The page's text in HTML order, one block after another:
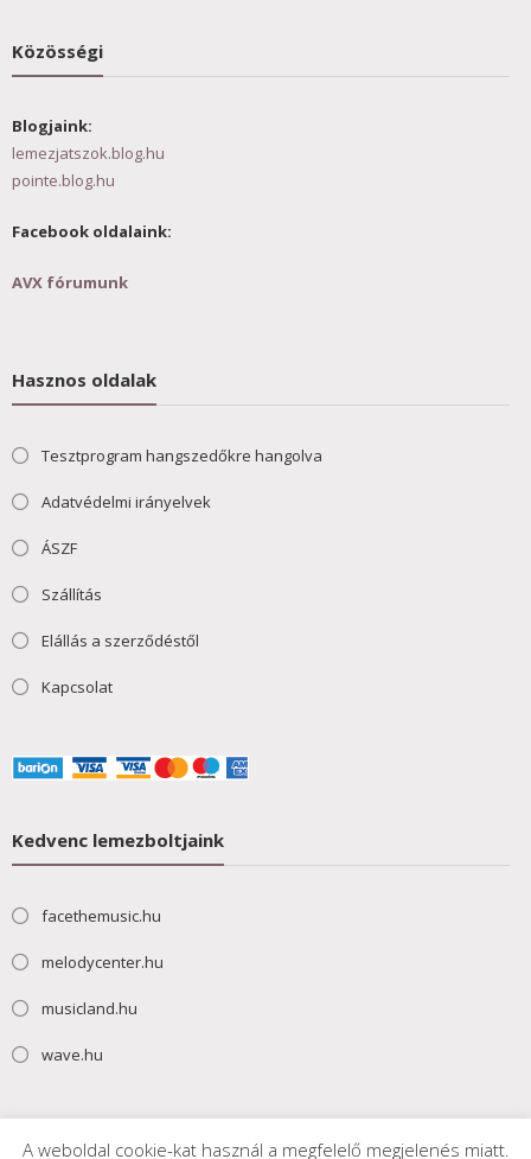
Közösségi
Blogjaink:
lemezjatszok.blog.hu
pointe.blog.hu
Facebook oldalaink:
AVX fórumunk
Hasznos oldalak
Tesztprogram hangszedőkre hangolva
Adatvédelmi irányelvek
ÁSZF
Szállítás
Elállás a szerződéstől
Kapcsolat
Kedvenc lemezboltjaink
facethemusic.hu
melodycenter.hu
musicland.hu
wave.hu
A weboldal cookie-kat használ a megfelelő megjelenés miatt.